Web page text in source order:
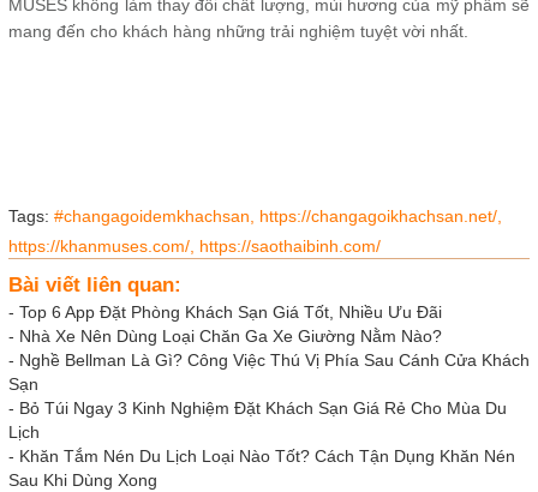
MUSES không làm thay đổi chất lượng, mùi hương của mỹ phẩm sẽ
mang đến cho khách hàng những trải nghiệm tuyệt vời nhất.
Tags: #changagoidemkhachsan, https://changagoikhachsan.net/,
https://khanmuses.com/, https://saothaibinh.com/
Bài viết liên quan:
- Top 6 App Đặt Phòng Khách Sạn Giá Tốt, Nhiều Ưu Đãi
- Nhà Xe Nên Dùng Loại Chăn Ga Xe Giường Nằm Nào?
- Nghề Bellman Là Gì? Công Việc Thú Vị Phía Sau Cánh Cửa Khách
Sạn
- Bỏ Túi Ngay 3 Kinh Nghiệm Đặt Khách Sạn Giá Rẻ Cho Mùa Du
Lịch
- Khăn Tắm Nén Du Lịch Loại Nào Tốt? Cách Tận Dụng Khăn Nén
Sau Khi Dùng Xong